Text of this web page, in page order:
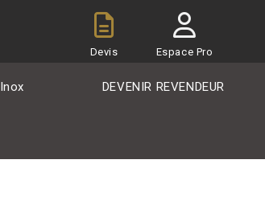
Espace Pro
Devis
Inox DEVENIR REVENDEUR